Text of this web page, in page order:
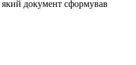
який документ сформував